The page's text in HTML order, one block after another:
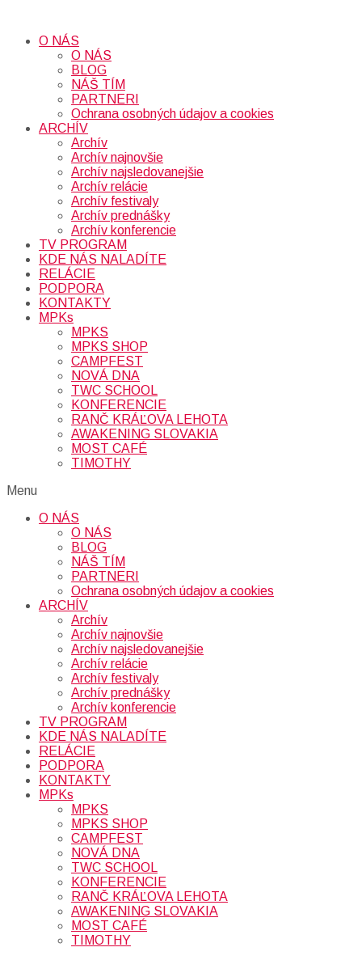
O NÁS
O NÁS
BLOG
NÁŠ TÍM
PARTNERI
Ochrana osobných údajov a cookies
ARCHÍV
Archív
Archív najnovšie
Archív najsledovanejšie
Archív relácie
Archív festivaly
Archív prednášky
Archív konferencie
TV PROGRAM
KDE NÁS NALADÍTE
RELÁCIE
PODPORA
KONTAKTY
MPKs
MPKS
MPKS SHOP
CAMPFEST
NOVÁ DNA
TWC SCHOOL
KONFERENCIE
RANČ KRÁĽOVA LEHOTA
AWAKENING SLOVAKIA
MOST CAFÉ
TIMOTHY
Menu
O NÁS
O NÁS
BLOG
NÁŠ TÍM
PARTNERI
Ochrana osobných údajov a cookies
ARCHÍV
Archív
Archív najnovšie
Archív najsledovanejšie
Archív relácie
Archív festivaly
Archív prednášky
Archív konferencie
TV PROGRAM
KDE NÁS NALADÍTE
RELÁCIE
PODPORA
KONTAKTY
MPKs
MPKS
MPKS SHOP
CAMPFEST
NOVÁ DNA
TWC SCHOOL
KONFERENCIE
RANČ KRÁĽOVA LEHOTA
AWAKENING SLOVAKIA
MOST CAFÉ
TIMOTHY